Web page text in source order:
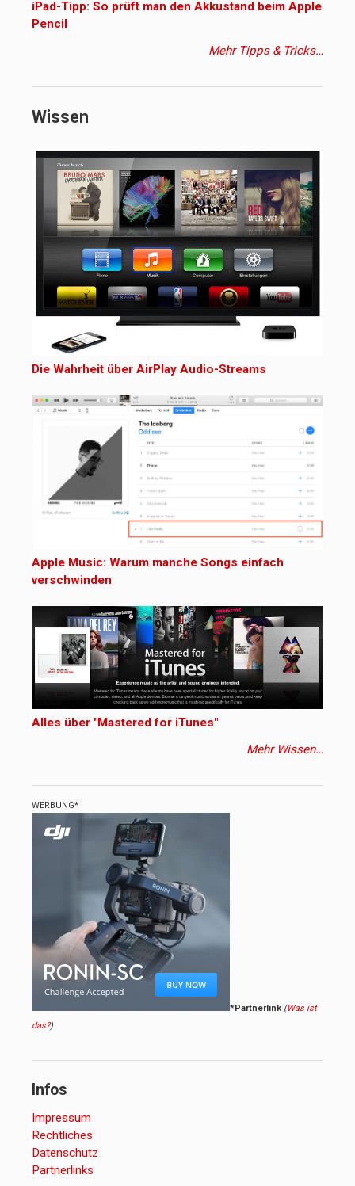
iPad-Tipp: So prüft man den Akkustand beim Apple
Pencil
Mehr Tipps & Tricks…
Wissen
Die Wahrheit über AirPlay Audio-Streams
Apple Music: Warum manche Songs einfach
verschwinden
Alles über "Mastered for iTunes"
Mehr Wissen…
WERBUNG*
*Partnerlink (Was ist
das?)
Infos
Impressum
Rechtliches
Datenschutz
Partnerlinks